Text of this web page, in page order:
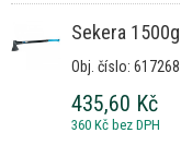
Sekera
Obj. číslo: 617268
435,60 Kč
360 Kč bez DPH